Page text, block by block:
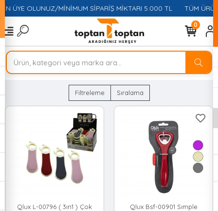
ÜYE OLUNUZ/MİNİMUM SİPARİŞ MİKTARI 5.000 TL TÜM
0
Filtreleme Sıralama
Qlux L-00796 ( 3ın1 ) Çok
Qlux Bsf-00901 Sımple